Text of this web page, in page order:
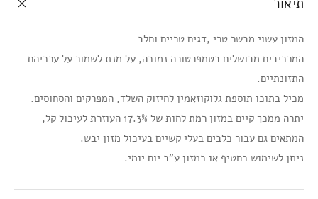
תיאור
המזון עשוי מבשר טרי ,דגים טריים וחלב
המרכיבים מבושלים בטמפרטורה נמוכה, על מנת לשמור על ערכיהם
התזונתיים.
מכיל בתוכו תוספת גלוקוזאמין לחיזוק השלד, המפרקים והסחוסים.
יתרה ממכך קיים במזון רמת לחות של 17.3% העוזרת לעיכול קל,
המתאים גם עבור כלבים בעלי קשיים בעיכול מזון יבש.
ניתן לשימוש כחטיף או כמזון ע”ב יום יומי.